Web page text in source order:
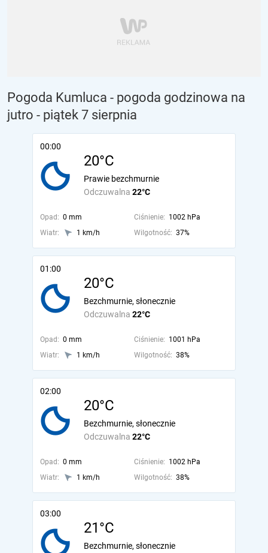
Pogoda Kumluca - pogoda godzinowa na
jutro - piątek 7 sierpnia
00:00
20°C
Odczuwalna 22°C
Prawie bezchmurnie
Opad: 0 mm Ciśnienie: 1002 hPa
Wiatr:
1 km/h Wilgotność: 37%
01:00
20°C
Odczuwalna 22°C
Bezchmurnie, słonecznie
Opad: 0 mm Ciśnienie: 1001 hPa
Wiatr:
1 km/h Wilgotność: 38%
02:00
20°C
Odczuwalna 22°C
Bezchmurnie, słonecznie
Opad: 0 mm Ciśnienie: 1002 hPa
Wiatr:
1 km/h Wilgotność: 38%
03:00
21°C
Bezchmurnie, słonecznie